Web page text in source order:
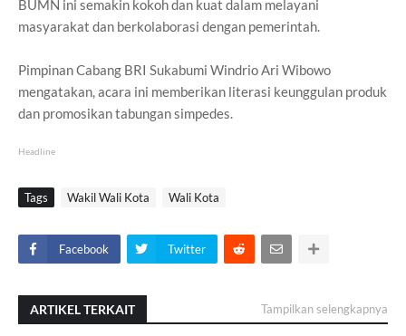
BUMN ini semakin kokoh dan kuat dalam melayani
masyarakat dan berkolaborasi dengan pemerintah.
Pimpinan Cabang BRI Sukabumi Windrio Ari Wibowo
mengatakan, acara ini memberikan literasi keunggulan produk
dan promosikan tabungan simpedes.
Headline
Tags Wakil Wali Kota Wali Kota
Facebook Twitter
ARTIKEL TERKAIT Tampilkan selengkapnya